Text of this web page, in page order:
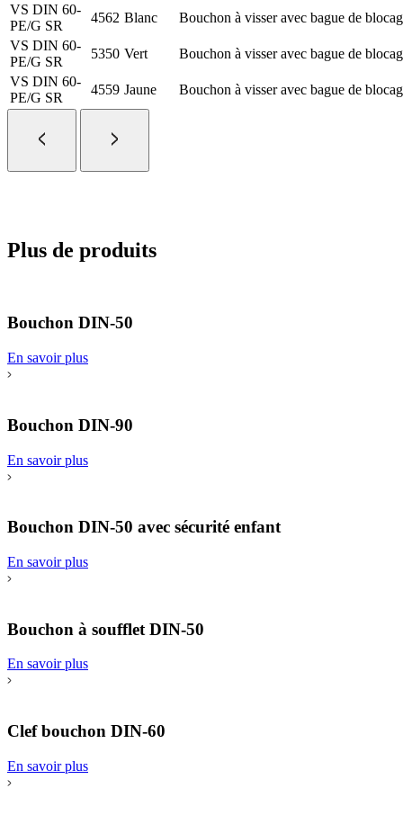
VS DIN 60-
PE/G SR
4562 Blanc
Bouchon à visser avec bague de
VS DIN 60-
PE/G SR
5350 Vert
Bouchon à visser avec bague de
VS DIN 60-
PE/G SR
4559 Jaune Bouchon à visser avec bague de
Plus de produits
Bouchon DIN-50
En savoir plus
Bouchon DIN-90
En savoir plus
Bouchon DIN-50 avec sécurité enfant
En savoir plus
Bouchon à soufflet DIN-50
En savoir plus
Clef bouchon DIN-60
En savoir plus